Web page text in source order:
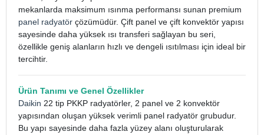
mekanlarda maksimum ısınma performansı sunan premium
panel radyatör çözümüdür. Çift panel ve çift konvektör yapısı
sayesinde daha yüksek ısı transferi sağlayan bu seri,
özellikle geniş alanların hızlı ve dengeli ısıtılması için ideal bir
tercihtir.
Ürün Tanımı ve Genel Özellikler
Daikin 22 tip PKKP radyatörler, 2 panel ve 2 konvektör
yapısından oluşan yüksek verimli panel radyatör grubudur.
Bu yapı sayesinde daha fazla yüzey alanı oluşturularak